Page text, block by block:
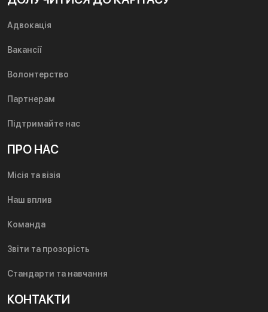
Адвокація
Вакансії
Волонтерство
Партнерам
Підтримайте нас
ПРО НАС
Місія та візія
Наш вплив
Команда
Звіти та прозорість
Стандарти та навчання
КОНТАКТИ